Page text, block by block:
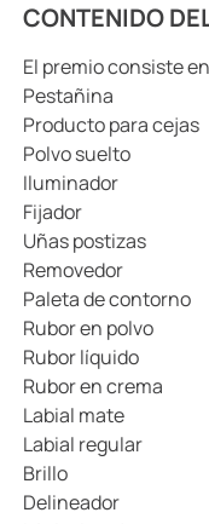
CONTENIDO
El premio consiste
Pestañina
Producto para cejas
Polvo suelto
Iluminador
Fijador
Uñas postizas
Removedor
Paleta de contorno
Rubor en polvo
Rubor líquido
Rubor en crema
Labial mate
Labial regular
Brillo
Delineador